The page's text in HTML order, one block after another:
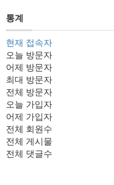
통계
현재 접속자
오늘 방문자
어제 방문자
최대 방문자
전체 방문자
오늘 가입자
어제 가입자
전체 회원수
전체 게시물
전체 댓글수